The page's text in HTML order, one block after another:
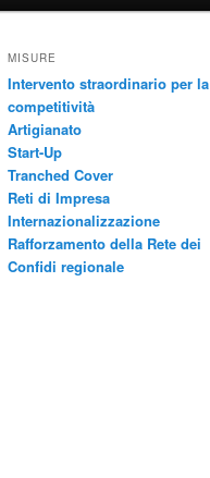
MISURE
Intervento straordinario per la
competitività
Artigianato
Start-Up
Tranched Cover
Reti di Impresa
Internazionalizzazione
Rafforzamento della Rete dei
Confidi regionale